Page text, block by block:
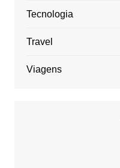
Tecnologia
Travel
Viagens